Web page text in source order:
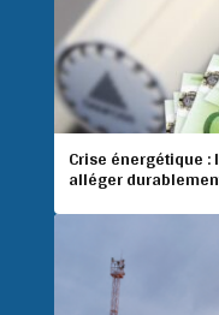
Crise énergétique
alléger